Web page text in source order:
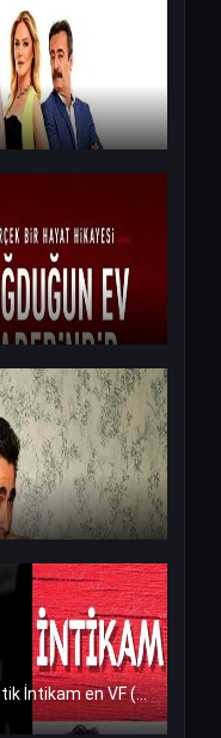
Les Amants Destines – Ask Mantik İntikam en VF (Voix Francaise)